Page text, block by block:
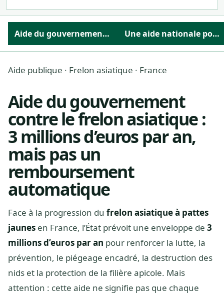
Aide du gouvernement contre le frelon asiatique : 3 millions d’euros par an, mais pas un remboursement automatique Une aide nationale pour structurer la lutte contre le frelon asiatique
Aide publique · Frelon asiatique · France
Aide du gouvernement
contre le frelon asiatique :
3 millions d’euros par an,
mais pas un
remboursement
automatique
Face à la progression du frelon asiatique à pattes
jaunes en France, l’État prévoit une enveloppe de 3
millions d’euros par an pour renforcer la lutte, la
prévention, le piégeage encadré, la destruction des
nids et la protection de la filière apicole. Mais
attention : cette aide ne signifie pas que chaque